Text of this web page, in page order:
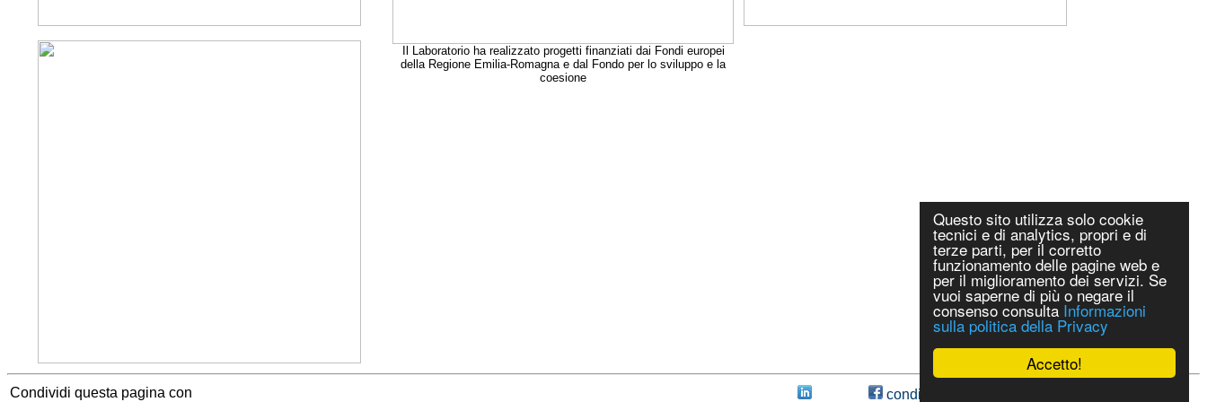
Accetto!
Questo sito utilizza solo cookie
tecnici e di analytics, propri e di
terze parti, per il corretto
funzionamento delle pagine web e
per il miglioramento dei servizi. Se
vuoi saperne di più o negare il
consenso consulta Informazioni
sulla politica della Privacy
Cookie Consent plugin for the EU cookie law
Il Laboratorio ha realizzato progetti finanziati dai Fondi europei
della Regione Emilia-Romagna e dal Fondo per lo sviluppo e la
coesione
Condividi questa pagina con condividi